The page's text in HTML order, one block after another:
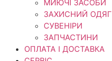
МИЮЧІ ЗАСОБИ
ЗАХИСНИЙ ОДЯГ
СУВЕНІРИ
ЗАПЧАСТИНИ
ОПЛАТА І ДОСТАВКА